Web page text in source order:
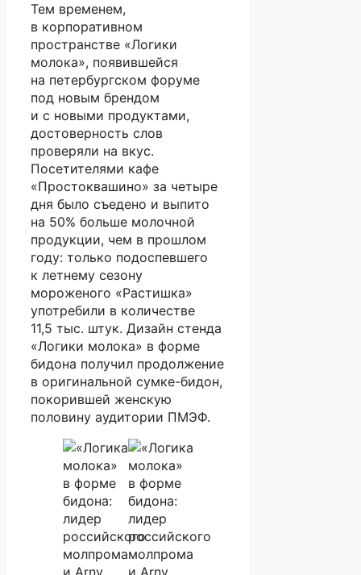
Тем временем,
в корпоративном
пространстве «Логики
молока», появившейся
на петербургском форуме
под новым брендом
и с новыми продуктами,
достоверность слов
проверяли на вкус.
Посетителями кафе
«Простоквашино» за четыре
дня было съедено и выпито
на 50% больше молочной
продукции, чем в прошлом
году: только подоспевшего
к летнему сезону
мороженого «Растишка»
употребили в количестве
11,5 тыс. штук. Дизайн стенда
«Логики молока» в форме
бидона получил продолжение
в оригинальной сумке-бидон,
покорившей женскую
половину аудитории ПМЭФ.